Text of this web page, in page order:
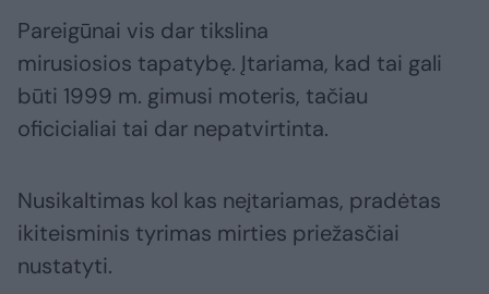
Pareigūnai vis dar tikslina
mirusiosios tapatybę. Įtariama, kad tai gali
būti 1999 m. gimusi moteris, tačiau
oficicialiai tai dar nepatvirtinta.
Nusikaltimas kol kas neįtariamas, pradėtas
ikiteisminis tyrimas mirties priežasčiai
nustatyti.